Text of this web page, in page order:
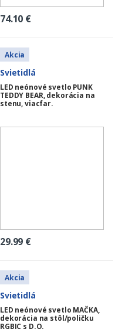
74.10 €
Akcia
Svietidlá
LED neónové svetlo PUNK
TEDDY BEAR, dekorácia na
stenu, viacfar.
29.99 €
Akcia
Svietidlá
LED neónové svetlo MAČKA,
dekorácia na stôl/poličku
RGBIC s D.O.